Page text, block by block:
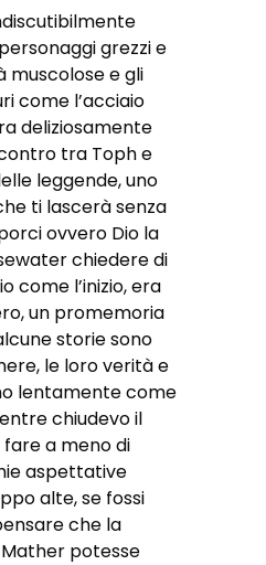
grezzi e
muscolose e gli
come l’acciaio
deliziosamente
tra Toph e
leggende, uno
ti lascerà senza
ovvero Dio la
chiedere di
come l’inizio, era
un promemoria
storie sono
le loro verità e
lentamente come
chiudevo il
a meno di
aspettative
alte, se fossi
che la
potesse